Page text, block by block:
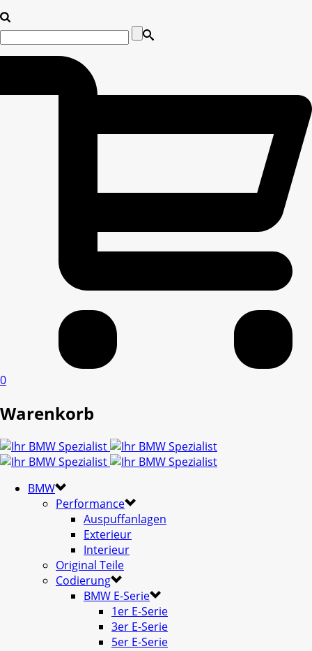
0
Warenkorb
BMW
Performance
Auspuffanlagen
Exterieur
Interieur
Original Teile
Codierung
BMW E-Serie
1er E-Serie
3er E-Serie
5er E-Serie